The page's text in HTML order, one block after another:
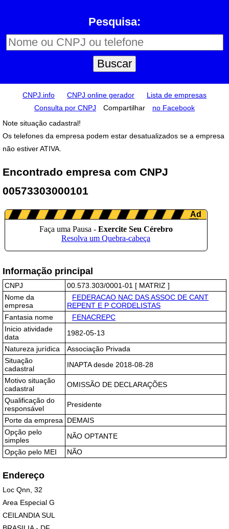
Pesquisa:
CNPJ.info CNPJ online gerador
Lista de empresas
Consulta por CNPJ
Compartilhar
no Facebook
Note situação cadastral!
Os telefones da empresa podem estar desatualizados se a empresa
não estiver ATIVA.
Encontrado empresa com CNPJ
00573303000101
Informação principal
CNPJ
00.573.303/0001-01 [ MATRIZ ]
Nome da
empresa
FEDERACAO NAC DAS ASSOC DE CANT
REPENT E P CORDELISTAS
Fantasia nome
FENACREPC
Inicio atividade
data
1982-05-13
Natureza jurídica
Associação Privada
Situação
cadastral
INAPTA desde 2018-08-28
Motivo situação
cadastral
OMISSÃO DE DECLARAÇÕES
Qualificação do
responsável
Presidente
Porte da empresa
DEMAIS
Opção pelo
simples
NÃO OPTANTE
Opção pelo MEI
NÃO
Endereço
Loc Qnn, 32
Area Especial G
CEILANDIA SUL